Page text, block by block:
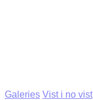
Galeries Vist i no vist